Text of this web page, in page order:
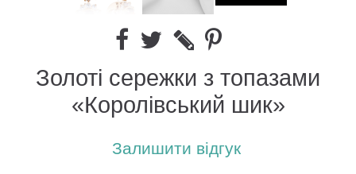
Золоті сережки з топазами
«Королівський шик»
Залишити відгук